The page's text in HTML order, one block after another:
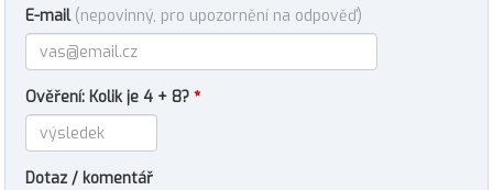
E-mail (nepovinný, pro upozornění na odpověď)
Ověření: Kolik je 4 + 8? *
Dotaz / komentář